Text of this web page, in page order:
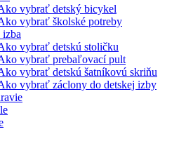
vybrať detský bicykel
vybrať školské potreby
izba
vybrať detskú stoličku
vybrať prebaľovací pult
vybrať detskú šatníkovú skriňu
vybrať záclony do detskej izby